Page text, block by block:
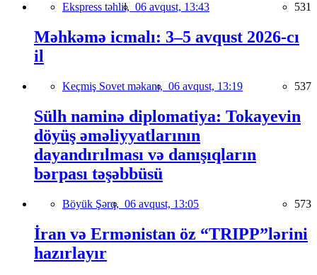
Ekspress təhlil, 06 avqust, 13:43 531
Məhkəmə icmalı: 3–5 avqust 2026-cı
il
Keçmiş Sovet məkanı, 06 avqust, 13:19 537
Sülh naminə diplomatiya: Tokayevin
döyüş əməliyyatlarının
dayandırılması və danışıqların
bərpası təşəbbüsü
Böyük Şərq, 06 avqust, 13:05 573
İran və Ermənistan öz “TRIPP”lərini
hazırlayır